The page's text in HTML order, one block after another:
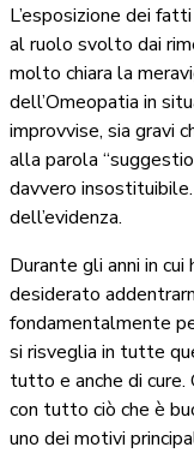
L’esposizione dei
al ruolo svolto dai
molto chiara la
dell’Omeopatia in
improvvise, sia gravi
alla parola
davvero
dell’evidenza.
Durante gli anni in
desiderato
fondamentalmente
si risveglia in tutte
tutto e anche di cure.
con tutto ciò che è
uno dei motivi